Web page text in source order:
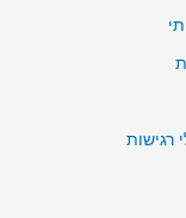
רגישות